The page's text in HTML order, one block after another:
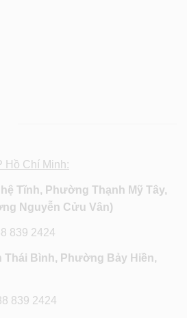
Hồ Chí Minh:
Tĩnh, Phường Thạnh Mỹ Tây,
Nguyễn Cửu Vân)
839 2424
Thái Bình, Phường Bảy Hiền,
839 2424